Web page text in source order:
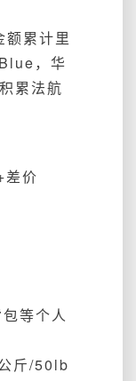
累计里
，华
累法航
差价
等个人
斤/50lb